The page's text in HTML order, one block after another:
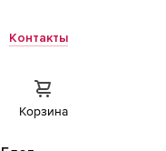
Контакты
Корзина